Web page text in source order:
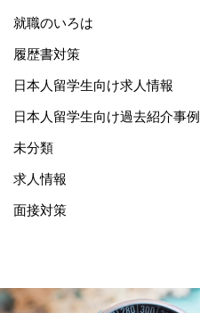
就職のいろは
履歴書対策
日本人留学生向け求人情報
日本人留学生向け過去紹介事例
未分類
求人情報
面接対策